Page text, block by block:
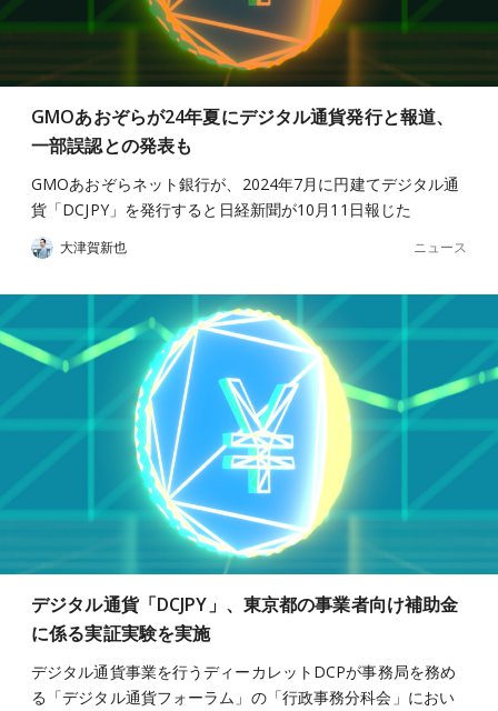
GMOあおぞらが24年夏にデジタル通貨発行と報道、
一部誤認との発表も
GMOあおぞらネット銀行が、2024年7月に円建てデジタル通
貨「DCJPY」を発行すると日経新聞が10月11日報じた
大津賀新也 ニュース
デジタル通貨「DCJPY」、東京都の事業者向け補助金
に係る実証実験を実施
デジタル通貨事業を行うディーカレットDCPが事務局を務め
る「デジタル通貨フォーラム」の「行政事務分科会」におい